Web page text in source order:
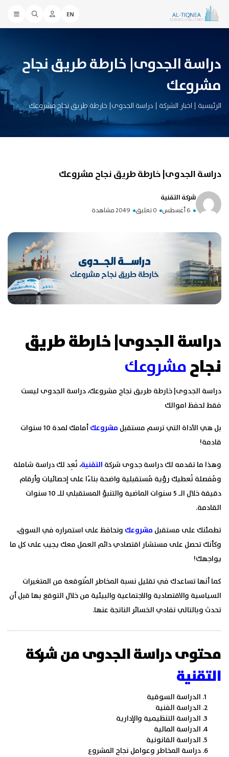
EN
دراسة الجدوى| خارطة طريق نجاح
مشروعك
الرئيسية | اخبار الشركة | دراسة الجدوى| خارطة طريق نجاح مشروعك
دراسة الجدوى| خارطة طريق نجاح مشروعك
شركة التقنية
6 أغسطس 0 تعليق 2049 مشاهدة
دراسة الجدوى| خارطة طريق
نجاحمشروعك
دراسة الجدوى| خارطة طريق نجاح مشروعك، دراسة الجدوى ليست
فقط لحفظ اموالك
بل هي الأداة التي ترسم مستقبل مشروعك
أمامك لمدة 10 سنوات
قادمة!
وهذا ما تقدمه لك دراسة جدوى شركة التقنية، نُعِد لك دراسة شاملة
ومُفصلة تُعطيك رؤية مُستقبلية واضحة بناءًا على إحصائيات وأرقام
دقيقة خلال الـ 5 سنوات الماضية والتنبؤ المستقبلي للـ 10 سنوات
القادمة.
تطمئنك على مستقبل مشروعك وتحافظ على استمراره في السوق،
وكأنك تحصل على مستشار اقتصادي دائم العمل معك يجيب على كل ما
يواجهك!
كما أنها تساعدك في تقليل نسبة المخاطر المُتوقعة من المتغيرات
السياسية والاقتصادية والاجتماعية والبيئية من خلال التوقع بها قبل أن
تحدث وبالتالي تفادي الخسائر الناتجة عنها.
محتوى دراسة الجدوى من شركة
التقنية
الدراسة السوقية
الدراسة الفنية
الدراسة التنظيمية والإدارية
الدراسة المالية
الدراسة القانونية
دراسة المخاطر وعوامل نجاح المشروع